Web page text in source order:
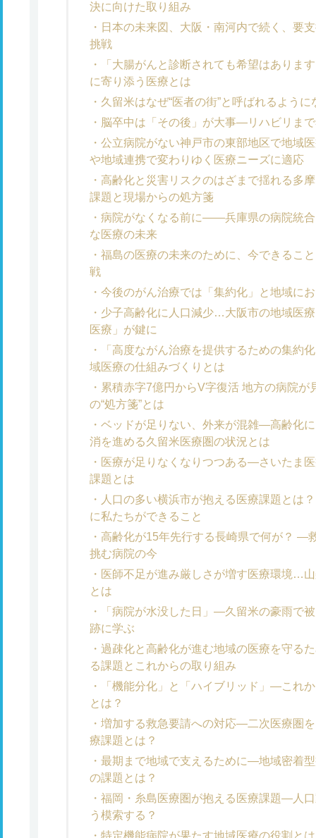
決に向けた取り組み
日本の未来図、大阪・南河内で続く、要
挑戦
「大腸がんと診断されても希望はありま
に寄り添う医療とは
久留米はなぜ“医者の街”と呼ばれるように
脳卒中は「その後」が大事―リハビリま
公立病院がない神戸市の東部地区で地域
や地域連携で変わりゆく医療ニーズに適応
高齢化と災害リスクのはざまで揺れる多
課題と現場からの処方箋
病院がなくなる前に――兵庫県の病院統
な医療の未来
福島の医療の未来のために、今できるこ
戦
今後のがん治療では「集約化」と地域に
少子高齢化に人口減少…大阪市の地域医
医療」が鍵に
「高度ながん治療を提供するための集約
域医療の仕組みづくりとは
累積赤字7億円からV字復活 地方の病院が
の“処方箋”とは
ベッドが足りない、外来が混雑―高齢化
消を進める久留米医療圏の状況とは
医療が足りなくなりつつある―さいたま
課題とは
人口の多い横浜市が抱える医療課題とは
に私たちができること
高齢化が15年先行する長崎県で何が？ ―
挑む病院の今
医師不足が進み厳しさが増す医療環境…
とは
「病院が水没した日」―久留米の豪雨で
跡に学ぶ
過疎化と高齢化が進む地域の医療を守る
る課題とこれからの取り組み
「機能分化」と「ハイブリッド」―これ
とは？
増加する救急要請への対応―二次医療圏
療課題とは？
最期まで地域で支えるために―地域密着
の課題とは？
福岡・糸島医療圏が抱える医療課題―人
う模索する？
特定機能病院が果たす地域医療の役割と